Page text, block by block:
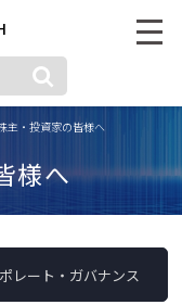
主・投資家の皆様へ
様へ
レート・ガバナンス